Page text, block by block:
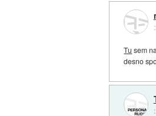
Tu sem
desno